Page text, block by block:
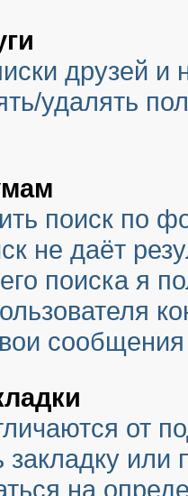
друзей и
удалять
поиск по
не даёт
поиска я
от
закладку
на